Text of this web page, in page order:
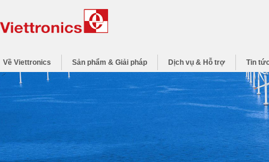
Về Viettronics Sản phẩm & Giải pháp Dịch vụ & Hỗ trợ Tin